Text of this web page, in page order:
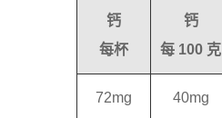
钙
每杯
钙
每 100 克
72mg
40mg